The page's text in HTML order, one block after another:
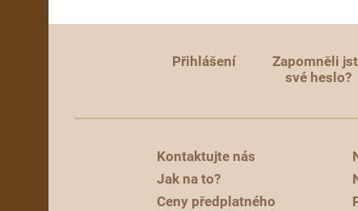
Přihlášení
Zapomněli
své heslo?
Kontaktujte nás
Jak na to?
Ceny předplatného